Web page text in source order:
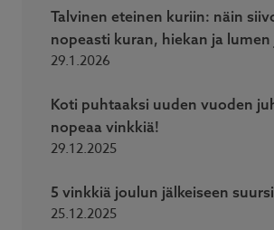
Talvinen eteinen kuriin: näin
nopeasti kuran, hiekan ja lumen
29.1.2026
Koti puhtaaksi uuden vuoden
nopeaa vinkkiä!
29.12.2025
5 vinkkiä joulun jälkeiseen
25.12.2025